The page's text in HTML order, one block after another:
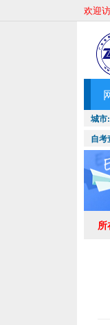
欢迎
城市:
自考
所